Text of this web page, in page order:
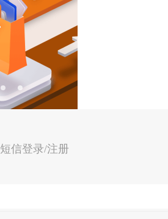
短信登录/注册